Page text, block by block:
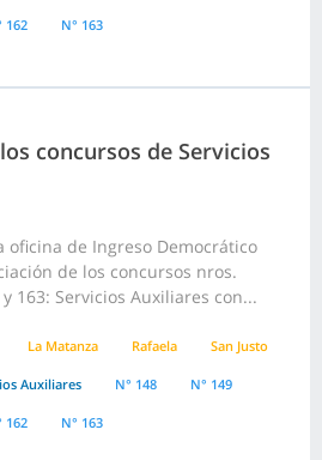
162 N° 163
concursos de Servicios
oficina de Ingreso Democrático
de los concursos nros.
y 163: Servicios Auxiliares con...
La Matanza Rafaela San Justo
Auxiliares N° 148 N° 149
162 N° 163